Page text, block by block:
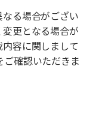
る場合がござい
更となる場合が
容に関しまして
ご確認いただきま